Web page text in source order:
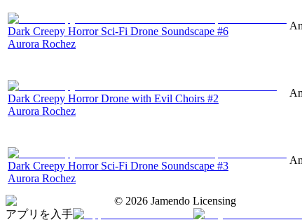
Dark Creepy Horror Sci-Fi Drone Soundscape #6
Aurora Rochez
Dark Creepy Horror Drone with Evil Choirs #2
Aurora Rochez
Dark Creepy Horror Sci-Fi Drone Soundscape #3
Aurora Rochez
© 2026 Jamendo Licensing
アプリを入手